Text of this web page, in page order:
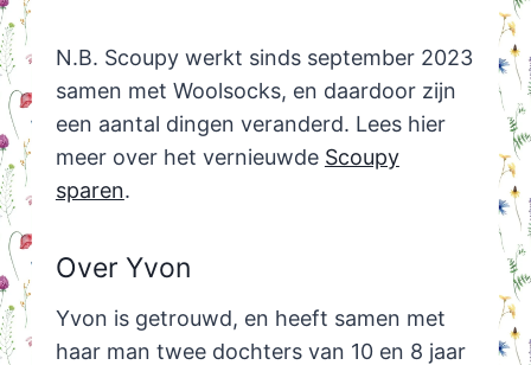
N.B. Scoupy werkt sinds september 2023
samen met Woolsocks, en daardoor zijn
een aantal dingen veranderd. Lees hier
meer over het vernieuwde Scoupy
sparen.
Over Yvon
Yvon is getrouwd, en heeft samen met
haar man twee dochters van 10 en 8 jaar